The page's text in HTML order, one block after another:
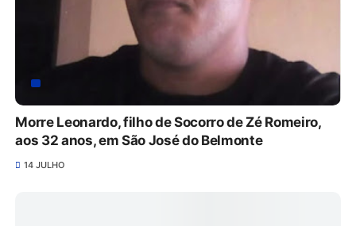
Morre Leonardo, filho de Socorro de Zé Romeiro,
aos 32 anos, em São José do Belmonte
14 JULHO